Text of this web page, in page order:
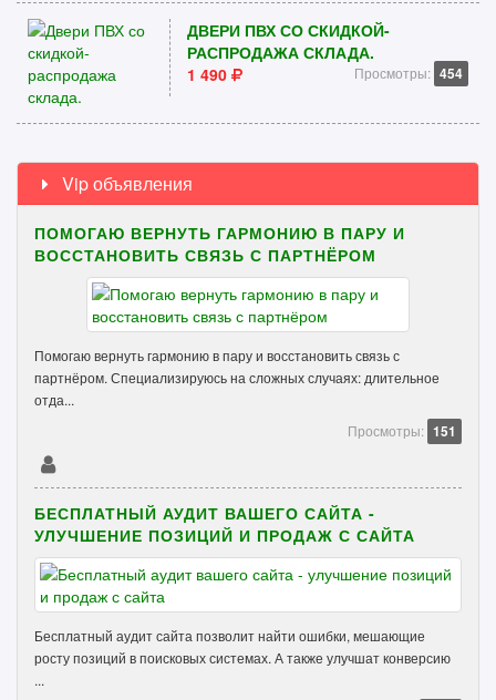
ДВЕРИ ПВХ СО СКИДКОЙ-
РАСПРОДАЖА СКЛАДА.
1 490
Просмотры: 454
Vip объявления
ПОМОГАЮ ВЕРНУТЬ ГАРМОНИЮ В ПАРУ И
ВОССТАНОВИТЬ СВЯЗЬ С ПАРТНЁРОМ
Помогаю вернуть гармонию в пару и восстановить связь с
партнёром. Специализируюсь на сложных случаях: длительное
отда...
Просмотры: 151
БЕСПЛАТНЫЙ АУДИТ ВАШЕГО САЙТА -
УЛУЧШЕНИЕ ПОЗИЦИЙ И ПРОДАЖ С САЙТА
Бесплатный аудит сайта позволит найти ошибки, мешающие
росту позиций в поисковых системах. А также улучшат конверсию
...